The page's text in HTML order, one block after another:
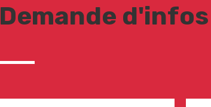
Demande d'infos